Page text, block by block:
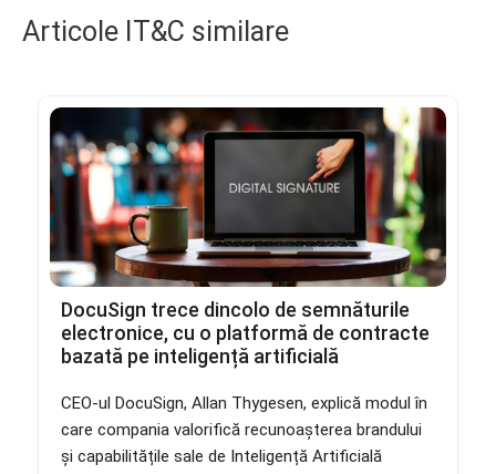
Articole IT&C similare
DocuSign trece dincolo de semnăturile
electronice, cu o platformă de contracte
bazată pe inteligență artificială
CEO-ul DocuSign, Allan Thygesen, explică modul în
care compania valorifică recunoașterea brandului
și capabilitățile sale de Inteligență Artificială